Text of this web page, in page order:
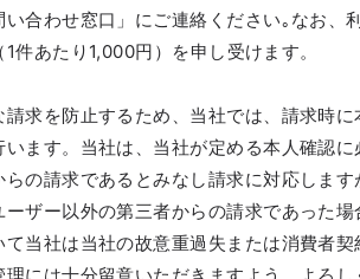
合わせ窓口」にご連絡ください｡なお、
件あたり1,000円）を申し受けます。
求を防止するため、当社では、請求時
ます。当社は、当社が定める本人確認
の請求であるとみなし請求に対応しま
ザー以外の第三者からの請求であった
当社は当社の故意重過失または消費者